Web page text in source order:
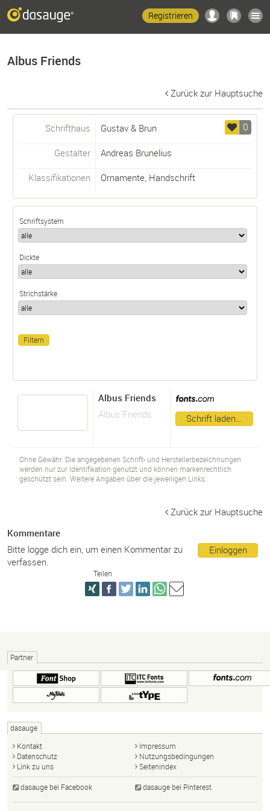
Registrieren
Albus Friends
Zurück zur Hauptsuche
0
Schrifthaus Gustav & Brun
Gestalter Andreas Brunelius
Klassifikationen Ornamente, Handschrift
Schriftsystem
Dickte
Strichstärke
Albus Friends
Albus Friends
Schrift laden…
Ohne Gewähr. Die angegebenen Schrift- und Herstellerbezeichnungen
werden nur zur Identifikation genutzt und können markenrechtlich
geschützt sein. Weitere Angaben über die jeweiligen Links.
Zurück zur Hauptsuche
Kommentare
Einloggen
Bitte logge dich ein, um einen Kommentar zu
verfassen.
Teilen
Partner
dasauge
Kontakt
Impressum
Datenschutz
Nutzungsbedingungen
Link zu uns
Seitenindex
dasauge bei Facebook dasauge bei Pinterest